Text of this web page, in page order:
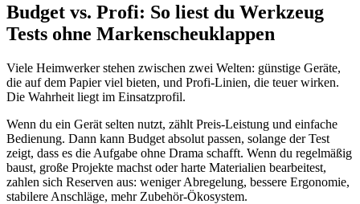
Budget vs. Profi: So liest du Werkzeug
Tests ohne Markenscheuklappen
Viele Heimwerker stehen zwischen zwei Welten: günstige Geräte,
die auf dem Papier viel bieten, und Profi-Linien, die teuer wirken.
Die Wahrheit liegt im Einsatzprofil.
Wenn du ein Gerät selten nutzt, zählt Preis-Leistung und einfache
Bedienung. Dann kann Budget absolut passen, solange der Test
zeigt, dass es die Aufgabe ohne Drama schafft. Wenn du regelmäßig
baust, große Projekte machst oder harte Materialien bearbeitest,
zahlen sich Reserven aus: weniger Abregelung, bessere Ergonomie,
stabilere Anschläge, mehr Zubehör-Ökosystem.